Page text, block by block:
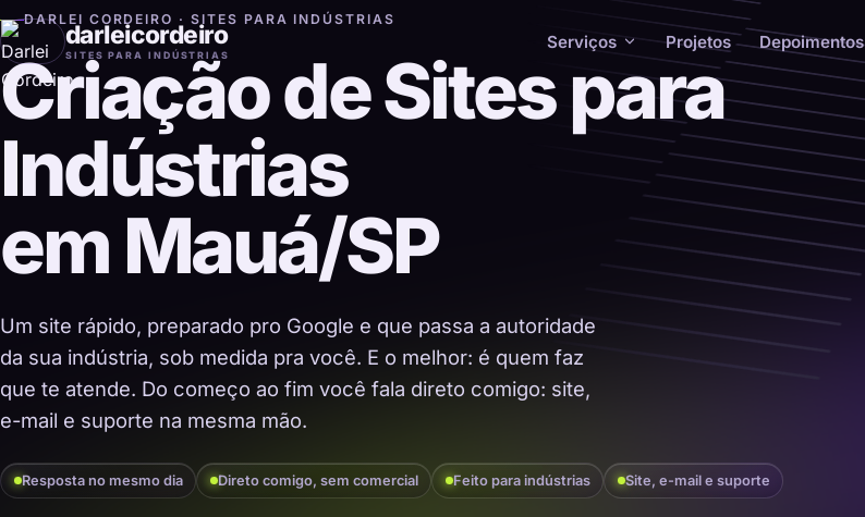
darleicordeiro
SITES PARA INDÚSTRIAS
Serviços Projetos Depoimentos
DARLEI CORDEIRO · SITES PARA INDÚSTRIAS
Criação de Sites para
Indústrias
em Mauá/SP
Um site rápido, preparado pro Google e que passa a autoridade
da sua indústria, sob medida pra você. E o melhor: é quem faz
que te atende. Do começo ao fim você fala direto comigo: site,
e-mail e suporte na mesma mão.
Resposta no mesmo dia Direto comigo, sem comercial Feito para indústrias Site, e-mail e suporte